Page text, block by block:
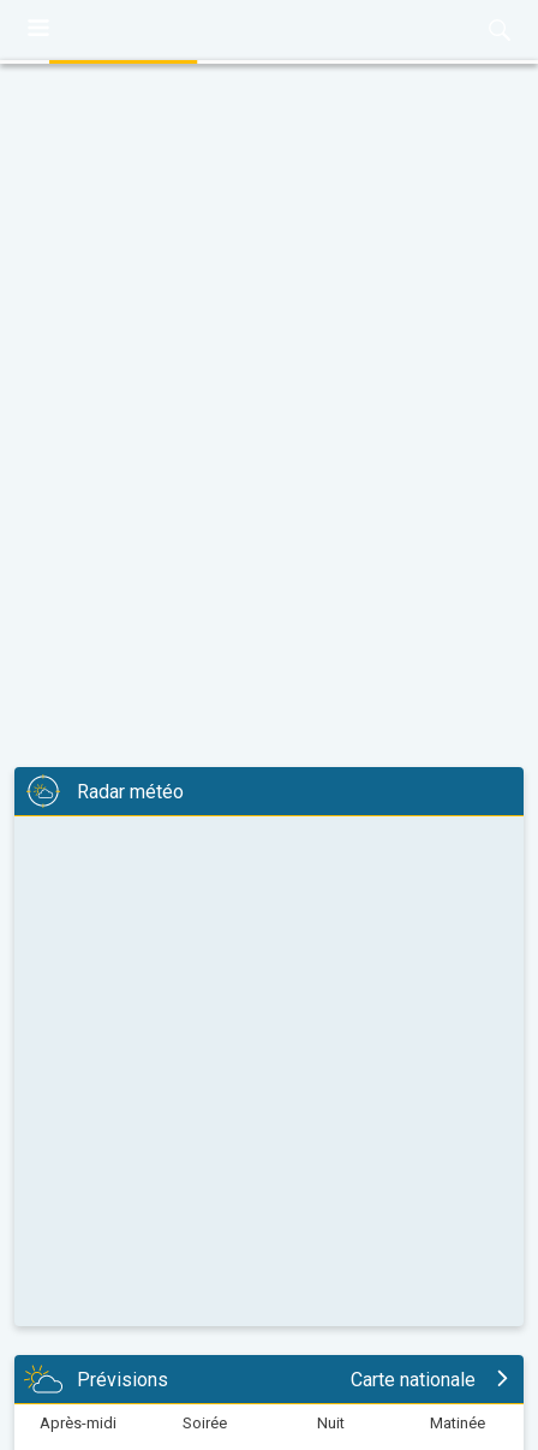
Radar météo
Prévisions Carte nationale
Après-midi Soirée Nuit Matinée